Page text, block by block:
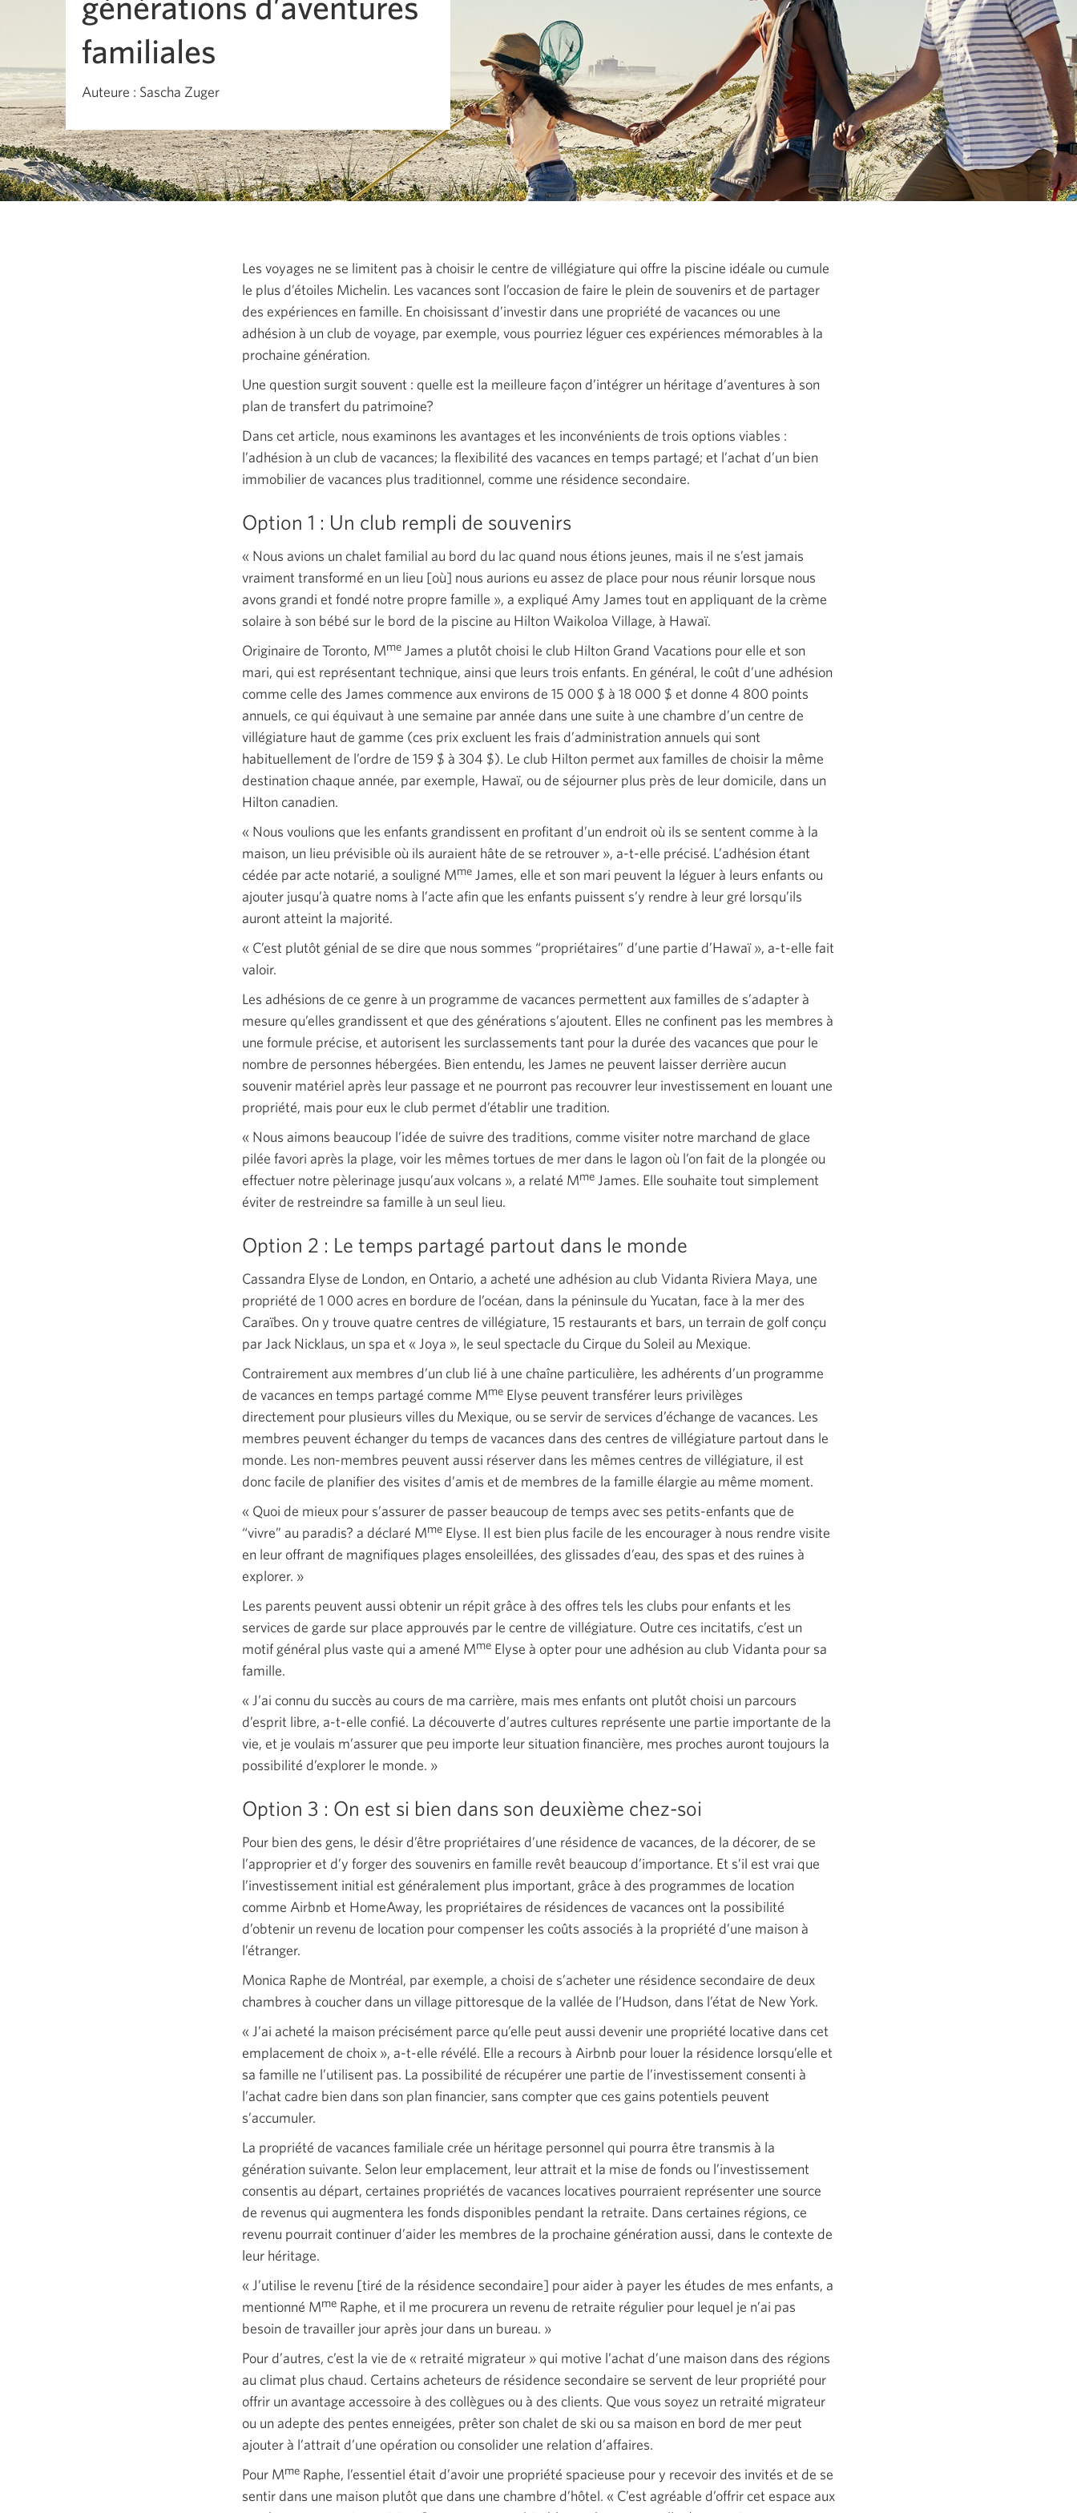
familiales
Auteure : Sascha Zuger
Les voyages ne se limitent pas à choisir le centre de villégiature qui offre la piscine idéale ou cumule
le plus d’étoiles Michelin. Les vacances sont l’occasion de faire le plein de souvenirs et de partager
des expériences en famille. En choisissant d’investir dans une propriété de vacances ou une
adhésion à un club de voyage, par exemple, vous pourriez léguer ces expériences mémorables à la
prochaine génération.
Une question surgit souvent : quelle est la meilleure façon d’intégrer un héritage d’aventures à son
plan de transfert du patrimoine?
Dans cet article, nous examinons les avantages et les inconvénients de trois options viables :
l’adhésion à un club de vacances; la flexibilité des vacances en temps partagé; et l’achat d’un bien
immobilier de vacances plus traditionnel, comme une résidence secondaire.
Option 1 : Un club rempli de souvenirs
« Nous avions un chalet familial au bord du lac quand nous étions jeunes, mais il ne s’est jamais
vraiment transformé en un lieu [où] nous aurions eu assez de place pour nous réunir lorsque nous
avons grandi et fondé notre propre famille », a expliqué Amy James tout en appliquant de la crème
solaire à son bébé sur le bord de la piscine au Hilton Waikoloa Village, à Hawaï.
Originaire de Toronto, Mme James a plutôt choisi le club Hilton Grand Vacations pour elle et son
mari, qui est représentant technique, ainsi que leurs trois enfants. En général, le coût d’une adhésion
comme celle des James commence aux environs de 15 000 $ à 18 000 $ et donne 4 800 points
annuels, ce qui équivaut à une semaine par année dans une suite à une chambre d’un centre de
villégiature haut de gamme (ces prix excluent les frais d’administration annuels qui sont
habituellement de l’ordre de 159 $ à 304 $). Le club Hilton permet aux familles de choisir la même
destination chaque année, par exemple, Hawaï, ou de séjourner plus près de leur domicile, dans un
Hilton canadien.
« Nous voulions que les enfants grandissent en profitant d’un endroit où ils se sentent comme à la
maison, un lieu prévisible où ils auraient hâte de se retrouver », a-t-elle précisé. L’adhésion étant
cédée par acte notarié, a souligné Mme James, elle et son mari peuvent la léguer à leurs enfants ou
ajouter jusqu’à quatre noms à l’acte afin que les enfants puissent s’y rendre à leur gré lorsqu’ils
auront atteint la majorité.
« C’est plutôt génial de se dire que nous sommes “propriétaires” d’une partie d’Hawaï », a-t-elle fait
valoir.
Les adhésions de ce genre à un programme de vacances permettent aux familles de s’adapter à
mesure qu’elles grandissent et que des générations s’ajoutent. Elles ne confinent pas les membres à
une formule précise, et autorisent les surclassements tant pour la durée des vacances que pour le
nombre de personnes hébergées. Bien entendu, les James ne peuvent laisser derrière aucun
souvenir matériel après leur passage et ne pourront pas recouvrer leur investissement en louant une
propriété, mais pour eux le club permet d’établir une tradition.
« Nous aimons beaucoup l’idée de suivre des traditions, comme visiter notre marchand de glace
pilée favori après la plage, voir les mêmes tortues de mer dans le lagon où l’on fait de la plongée ou
effectuer notre pèlerinage jusqu’auxvolcans », a relaté Mme James. Elle souhaite tout simplement
éviter de restreindre sa famille à un seul lieu.
Option 2 : Le temps partagé partout dans le monde
Cassandra Elyse de London, en Ontario, a acheté une adhésion au club Vidanta Riviera Maya, une
propriété de 1 000 acres en bordure de l’océan, dans la péninsule du Yucatan, face à la mer des
Caraïbes. On y trouve quatre centres de villégiature, 15 restaurants et bars, un terrain de golf conçu
par Jack Nicklaus, un spa et « Joya », le seul spectacle du Cirque du Soleil au Mexique.
Contrairement aux membres d’un club lié à une chaîne particulière, les adhérents d’un programme
de vacances en temps partagé comme Mme Elyse peuvent transférer leurs privilèges
directement pour plusieurs villes du Mexique, ou se servir de services d’échange de vacances. Les
membres peuvent échanger du temps de vacances dans des centres de villégiature partout dans le
monde. Les non-membres peuvent aussi réserver dans les mêmes centres de villégiature, il est
donc facile de planifier des visites d’amis et de membres de la famille élargie au même moment.
« Quoi de mieux pour s’assurer de passer beaucoup de temps avec ses petits-enfants que de
“vivre” au paradis? a déclaré Mme Elyse. Il est bien plus facile de les encourager à nous rendre visite
en leur offrant de magnifiques plages ensoleillées, des glissades d’eau, des spas et des ruines à
explorer. »
Les parents peuvent aussi obtenir un répit grâce à des offres tels les clubs pour enfants et les
services de garde sur place approuvés par le centre de villégiature. Outre ces incitatifs, c’est un
motif général plus vaste qui a amené Mme Elyse à opter pour une adhésion au club Vidanta pour sa
famille.
« J’ai connu du succès au cours de ma carrière, mais mes enfants ont plutôt choisi un parcours
d’esprit libre, a-t-elle confié. La découverte d’autres cultures représente une partie importante de la
vie, et je voulais m’assurer que peu importe leur situation financière, mes proches auront toujours la
possibilité d’explorer le monde. »
Option 3 : On est si bien dans son deuxième chez-soi
Pour bien des gens, le désir d’être propriétaires d’une résidence de vacances, de la décorer, de se
l’approprier et d’y forger des souvenirs en famille revêt beaucoup d’importance. Et s’il est vrai que
l’investissement initial est généralement plus important, grâce à des programmes de location
comme Airbnb et HomeAway, les propriétaires de résidences de vacances ont la possibilité
d’obtenir un revenu de location pour compenser les coûts associés à la propriété d’une maison à
l’étranger.
Monica Raphe de Montréal, par exemple, a choisi de s’acheter une résidence secondaire de deux
chambres à coucher dans un village pittoresque de la vallée de l’Hudson, dans l’état de New York.
« J’ai acheté la maison précisément parce qu’elle peut aussi devenir une propriété locative dans cet
emplacement de choix », a-t-elle révélé. Elle a recours à Airbnb pour louer la résidence lorsqu’elle et
sa famille ne l’utilisent pas. La possibilité de récupérer une partie de l’investissement consenti à
l’achat cadre bien dans son plan financier, sans compter que ces gains potentiels peuvent
s’accumuler.
La propriété de vacances familiale crée un héritage personnel qui pourra être transmis à la
génération suivante. Selon leur emplacement, leur attrait et la mise de fonds ou l’investissement
consentis au départ, certaines propriétés de vacances locatives pourraient représenter une source
de revenus qui augmentera les fonds disponibles pendant la retraite. Dans certaines régions, ce
revenu pourrait continuer d’aider les membres de la prochaine génération aussi, dans le contexte de
leur héritage.
« J’utilise le revenu [tiré de la résidence secondaire] pour aider à payer les études de mes enfants, a
mentionné Mme Raphe, et il me procurera un revenu de retraite régulier pour lequel je n’ai pas
besoin de travailler jour après jour dans un bureau. »
Pour d’autres, c’est la vie de « retraité migrateur » qui motive l’achat d’une maison dans des régions
au climat plus chaud. Certains acheteurs de résidence secondaire se servent de leur propriété pour
offrir un avantage accessoire à des collègues ou à des clients. Que vous soyez un retraité migrateur
ou un adepte des pentes enneigées, prêter son chalet de ski ou sa maison en bord de mer peut
ajouter à l’attrait d’une opération ou consolider une relation d’affaires.
Pour Mme Raphe, l’essentiel était d’avoir une propriété spacieuse pour y recevoir des invités et de se
sentir dans une maison plutôt que dans une chambre d’hôtel. « C’est agréable d’offrir cet espace aux